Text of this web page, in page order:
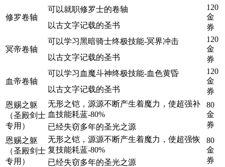
修罗卷轴
可以就职修罗士的卷轴
120
金
券
以古文字记载的圣书
冥帝卷轴
可以学习黑暗骑士终极技能-冥界冲击
120
金
券
以古文字记载的圣书
血帝卷轴
可以学习血魔斗神终极技能-血色黄昏
120
金
券
以古文字记载的圣书
恩赐之躯
（圣殿剑士
专用）
无形之铠，源源不断产生着魔力，使超强补
血技能耗蓝-80%
80
金
券
已经失窃多年的圣光之源
恩赐之躯
（圣殿剑士
专用）
无形之铠，源源不断产生着魔力，使超强恢
复技能耗蓝-80%
80
金
券
已经失窃多年的圣光之源